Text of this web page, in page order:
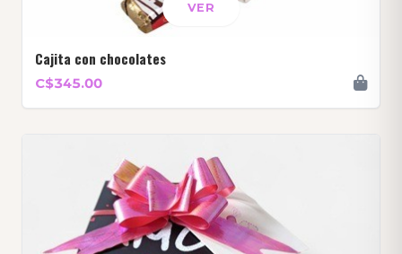
VER
Cajita con chocolates
C$345.00